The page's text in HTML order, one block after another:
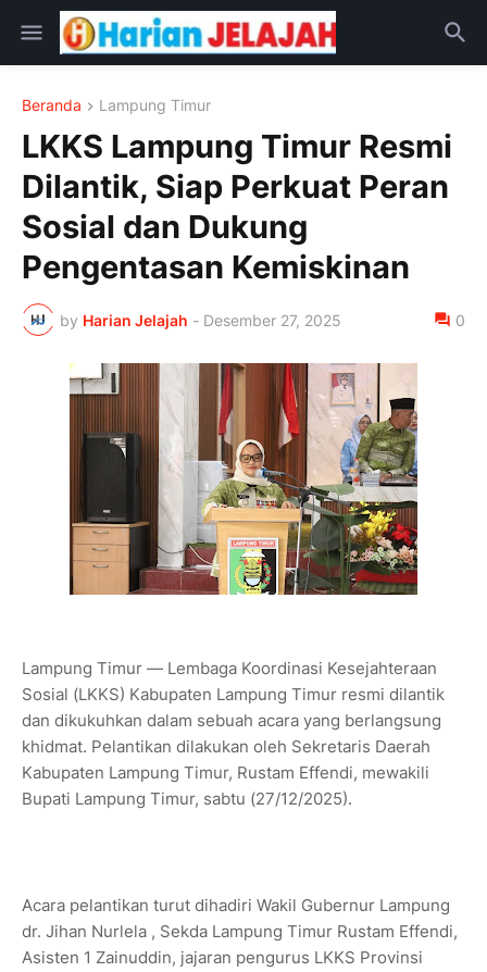
Beranda Lampung Timur
LKKS Lampung Timur Resmi
Dilantik, Siap Perkuat Peran
Sosial dan Dukung
Pengentasan Kemiskinan
by Harian Jelajah - Desember 27, 2025 0
Lampung Timur — Lembaga Koordinasi Kesejahteraan
Sosial (LKKS) Kabupaten Lampung Timur resmi dilantik
dan dikukuhkan dalam sebuah acara yang berlangsung
khidmat. Pelantikan dilakukan oleh Sekretaris Daerah
Kabupaten Lampung Timur, Rustam Effendi, mewakili
Bupati Lampung Timur, sabtu (27/12/2025).
Acara pelantikan turut dihadiri Wakil Gubernur Lampung
dr. Jihan Nurlela , Sekda Lampung Timur Rustam Effendi,
Asisten 1 Zainuddin, jajaran pengurus LKKS Provinsi